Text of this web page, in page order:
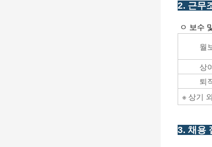
​2. 근무
ㅇ 보수
월
상
퇴
※ 상기
3. 채용